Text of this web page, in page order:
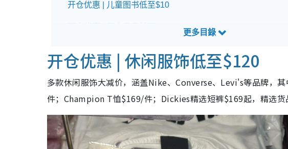
开仓优惠 | 儿童图书低至$10
铜锣湾生活及婴童用品开仓优惠详情
开仓优惠 | 休闲服饰低至$120
多款休闲服饰大减价，涵盖Nike、Converse、Levi's等品牌，
件；Champion T恤$169/件；Dickies精选短裤$169起，精选货